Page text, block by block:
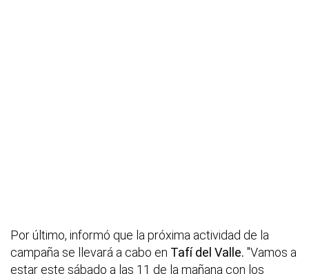
Por último, informó que la próxima actividad de la
campaña se llevará a cabo en Tafí del Valle. "Vamos a
estar este sábado a las 11 de la mañana con los